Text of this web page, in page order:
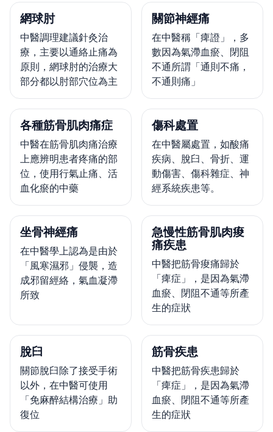
網球肘
中醫調理建議針灸治
療，主要以通絡止痛為
原則，網球肘的治療大
部分都以肘部穴位為主
關節神經痛
在中醫稱「痺證」，多
數因為氣滯血瘀、閉阻
不通所謂「通則不痛，
不通則痛」
各種筋骨肌肉痛症
中醫在筋骨肌肉痛治療
上應辨明患者疼痛的部
位，使用行氣止痛、活
血化瘀的中藥
傷科處置
在中醫屬處置，如酸痛
疾病、脫臼、骨折、運
動傷害、傷科雜症、神
經系統疾患等。
坐骨神經痛
在中醫學上認為是由於
「風寒濕邪」侵襲，造
成邪留經絡，氣血凝滯
所致
急慢性筋骨肌肉痠
痛疾患
中醫把筋骨痠痛歸於
「痺症」，是因為氣滯
血瘀、閉阻不通等所產
生的症狀
脫臼
關節脫臼除了接受手術
以外，在中醫可使用
「免麻醉結構治療」助
復位
筋骨疾患
中醫把筋骨疾患歸於
「痺症」，是因為氣滯
血瘀、閉阻不通等所產
生的症狀